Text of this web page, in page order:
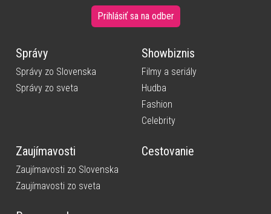
Prihlásiť sa na odber
Správy
Správy zo Slovenska
Správy zo sveta
Showbiznis
Filmy a seriály
Hudba
Fashion
Celebrity
Zaujímavosti
Zaujímavosti zo Slovenska
Zaujímavosti zo sveta
Cestovanie